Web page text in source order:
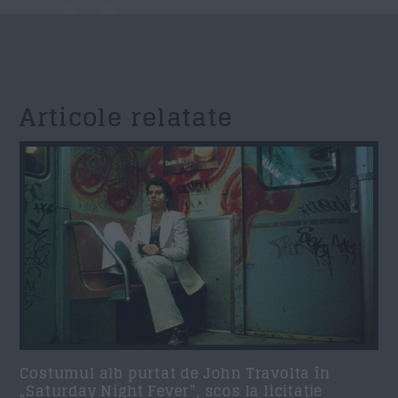
Articole relatate
Costumul alb purtat de John Travolta în
„Saturday Night Fever”, scos la licitație